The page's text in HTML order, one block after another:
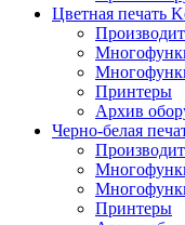
Цветная печать
Принтеры
Архив
Черно-белая
Принтеры